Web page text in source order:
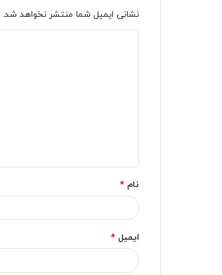
نشانی ایمیل شما منتشر نخواهد شد.
*
نام *
ایمیل *